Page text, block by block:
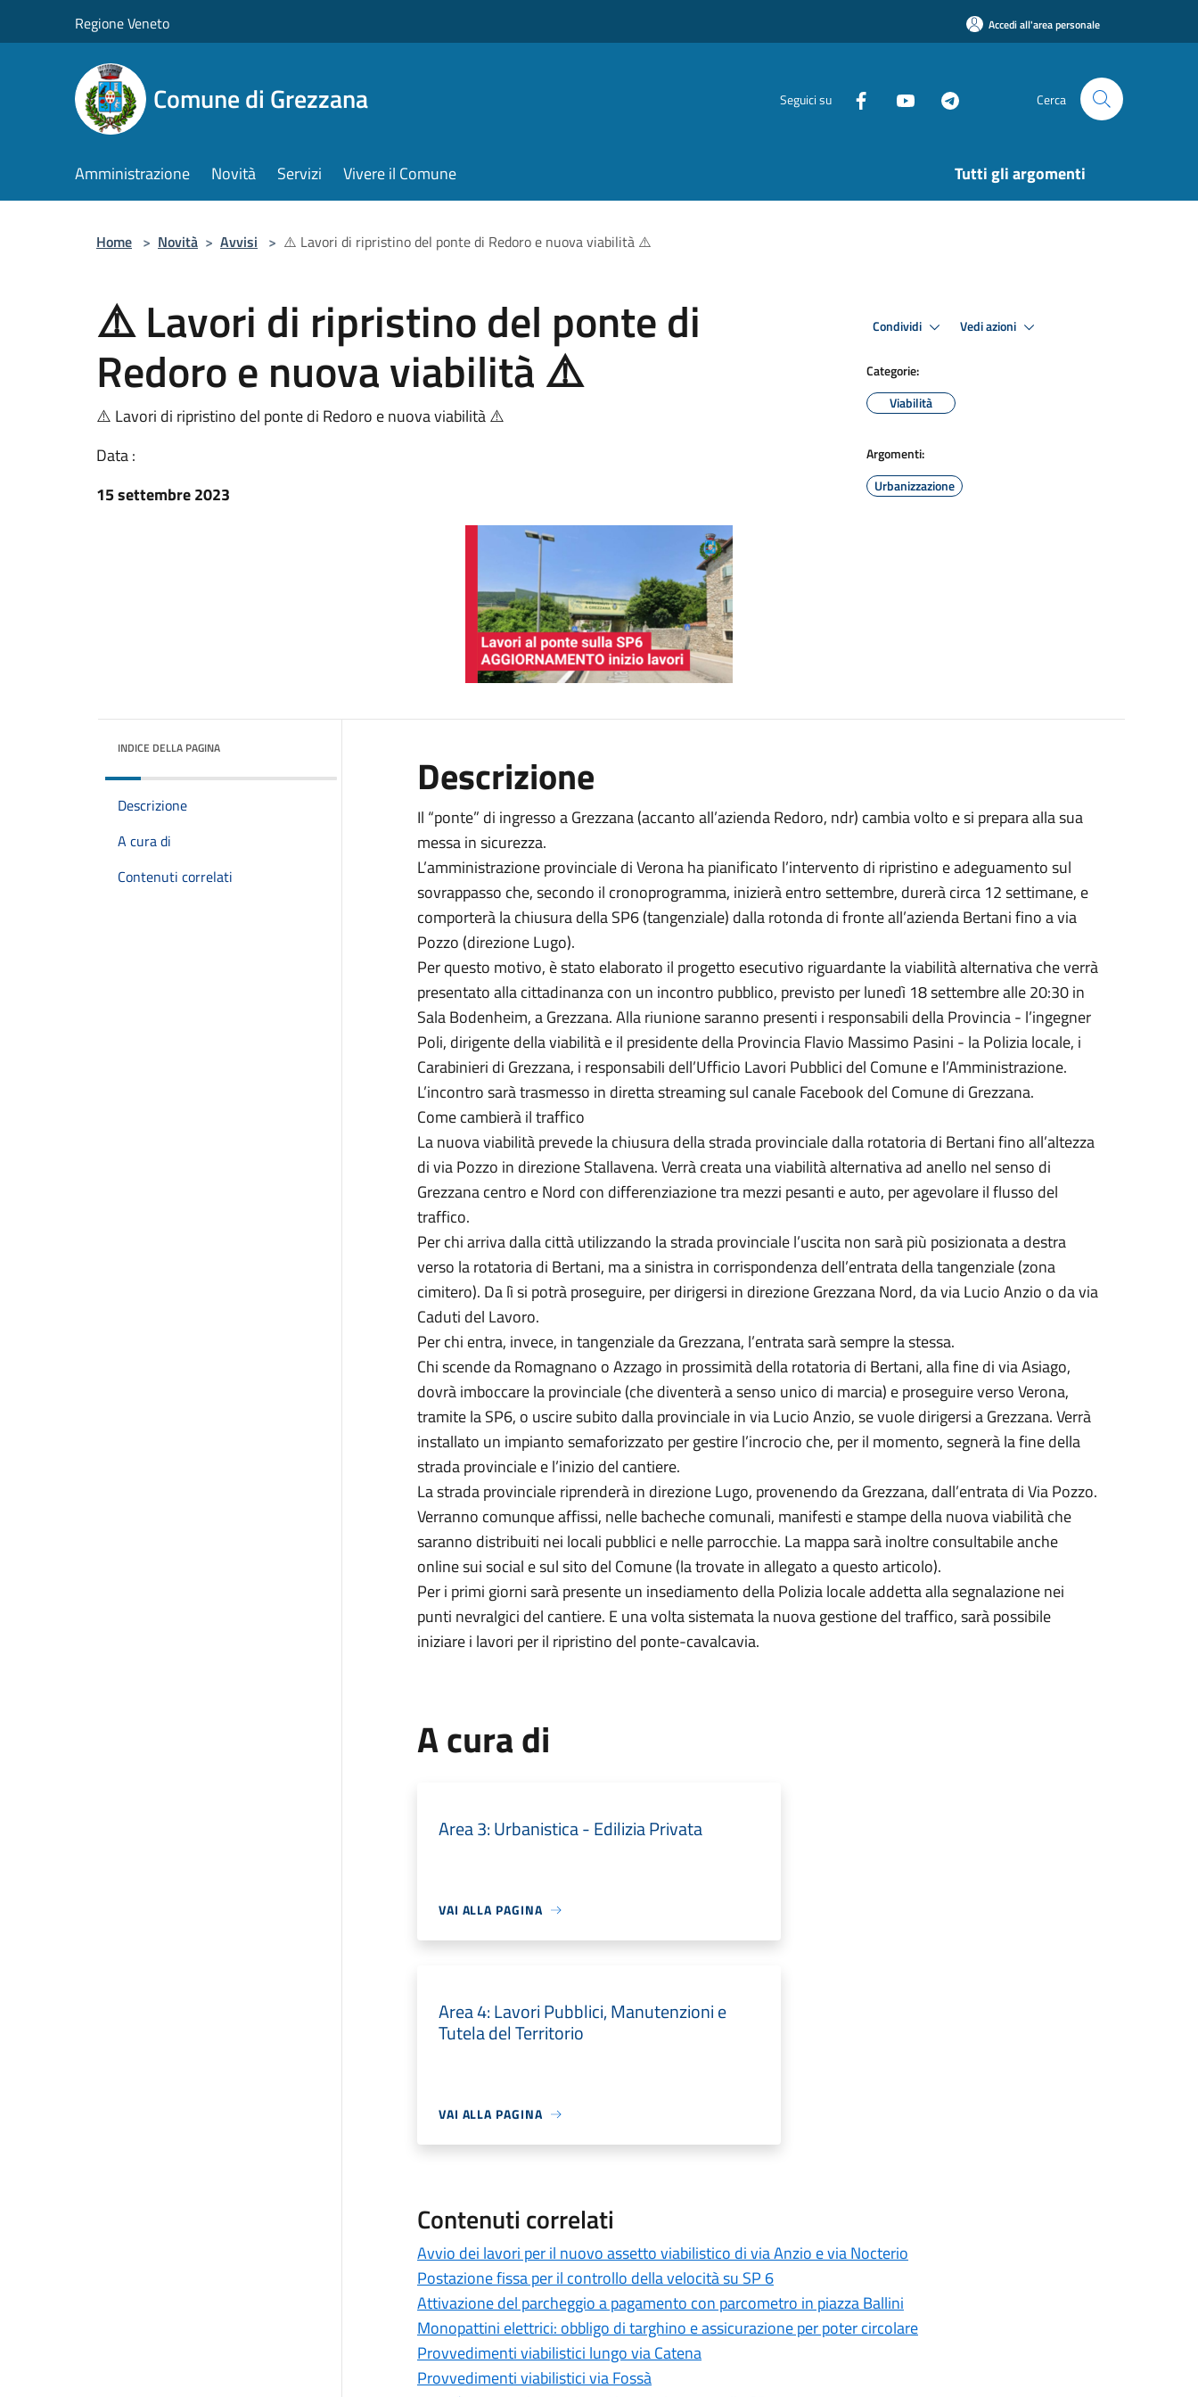
Regione Veneto Accedi all'area personale
Comune di Grezzana Seguici su Cerca
Amministrazione Novità Servizi Vivere il Comune Tutti gli argomenti
Home > Novità > Avvisi > ⚠️ Lavori di ripristino del ponte di Redoro e nuova viabilità ⚠️
⚠️ Lavori di ripristino del ponte di
Redoro e nuova viabilità ⚠️
⚠️ Lavori di ripristino del ponte di Redoro e nuova viabilità ⚠️
Data :
15 settembre 2023
Condividi Vedi azioni
Categorie:
Viabilità
Argomenti:
Urbanizzazione
INDICE DELLA PAGINA
Descrizione
A cura di
Contenuti correlati
Descrizione
Il “ponte” di ingresso a Grezzana (accanto all’azienda Redoro, ndr) cambia volto e si prepara alla sua
messa in sicurezza.
L’amministrazione provinciale di Verona ha pianificato l’intervento di ripristino e adeguamento sul
sovrappasso che, secondo il cronoprogramma, inizierà entro settembre, durerà circa 12 settimane, e
comporterà la chiusura della SP6 (tangenziale) dalla rotonda di fronte all’azienda Bertani fino a via
Pozzo (direzione Lugo).
Per questo motivo, è stato elaborato il progetto esecutivo riguardante la viabilità alternativa che verrà
presentato alla cittadinanza con un incontro pubblico, previsto per lunedì 18 settembre alle 20:30 in
Sala Bodenheim, a Grezzana. Alla riunione saranno presenti i responsabili della Provincia - l’ingegner
Poli, dirigente della viabilità e il presidente della Provincia Flavio Massimo Pasini - la Polizia locale, i
Carabinieri di Grezzana, i responsabili dell’Ufficio Lavori Pubblici del Comune e l’Amministrazione.
L’incontro sarà trasmesso in diretta streaming sul canale Facebook del Comune di Grezzana.
Come cambierà il traffico
La nuova viabilità prevede la chiusura della strada provinciale dalla rotatoria di Bertani fino all’altezza
di via Pozzo in direzione Stallavena. Verrà creata una viabilità alternativa ad anello nel senso di
Grezzana centro e Nord con differenziazione tra mezzi pesanti e auto, per agevolare il flusso del
traffico.
Per chi arriva dalla città utilizzando la strada provinciale l’uscita non sarà più posizionata a destra
verso la rotatoria di Bertani, ma a sinistra in corrispondenza dell’entrata della tangenziale (zona
cimitero). Da lì si potrà proseguire, per dirigersi in direzione Grezzana Nord, da via Lucio Anzio o da via
Caduti del Lavoro.
Per chi entra, invece, in tangenziale da Grezzana, l’entrata sarà sempre la stessa.
Chi scende da Romagnano o Azzago in prossimità della rotatoria di Bertani, alla fine di via Asiago,
dovrà imboccare la provinciale (che diventerà a senso unico di marcia) e proseguire verso Verona,
tramite la SP6, o uscire subito dalla provinciale in via Lucio Anzio, se vuole dirigersi a Grezzana. Verrà
installato un impianto semaforizzato per gestire l’incrocio che, per il momento, segnerà la fine della
strada provinciale e l’inizio del cantiere.
La strada provinciale riprenderà in direzione Lugo, provenendo da Grezzana, dall’entrata di Via Pozzo.
Verranno comunque affissi, nelle bacheche comunali, manifesti e stampe della nuova viabilità che
saranno distribuiti nei locali pubblici e nelle parrocchie. La mappa sarà inoltre consultabile anche
online sui social e sul sito del Comune (la trovate in allegato a questo articolo).
Per i primi giorni sarà presente un insediamento della Polizia locale addetta alla segnalazione nei
punti nevralgici del cantiere. E una volta sistemata la nuova gestione del traffico, sarà possibile
iniziare i lavori per il ripristino del ponte-cavalcavia.
A cura di
Area 3: Urbanistica - Edilizia Privata
VAI ALLA PAGINA
Area 4: Lavori Pubblici, Manutenzioni e
Tutela del Territorio
VAI ALLA PAGINA
Contenuti correlati
Avvio dei lavori per il nuovo assetto viabilistico di via Anzio e via Nocterio
Postazione fissa per il controllo della velocità su SP 6
Attivazione del parcheggio a pagamento con parcometro in piazza Ballini
Monopattini elettrici: obbligo di targhino e assicurazione per poter circolare
Provvedimenti viabilistici lungo via Catena
Provvedimenti viabilistici via Fossà